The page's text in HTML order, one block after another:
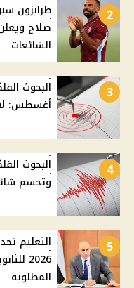
2
طرابزون
صلاح
الشائعات
3
أغسطس: لا
4
البحوث
وتحسم
5
التعليم
2026
المطلوبة